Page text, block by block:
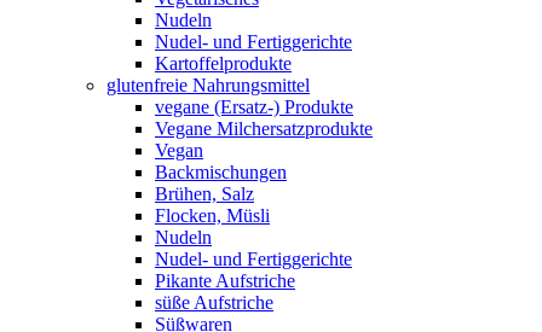
Nudeln
Nudel- und Fertiggerichte
Kartoffelprodukte
glutenfreie Nahrungsmittel
vegane (Ersatz-) Produkte
Vegane Milchersatzprodukte
Vegan
Backmischungen
Brühen, Salz
Flocken, Müsli
Nudeln
Nudel- und Fertiggerichte
Pikante Aufstriche
süße Aufstriche
Süßwaren